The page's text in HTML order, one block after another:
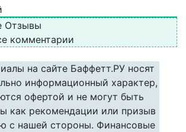
Отзывы
комментарии
на сайте Баффетт.РУ носят
информационный характер,
офертой и не могут быть
как рекомендации или призыв
с нашей стороны. Финансовые